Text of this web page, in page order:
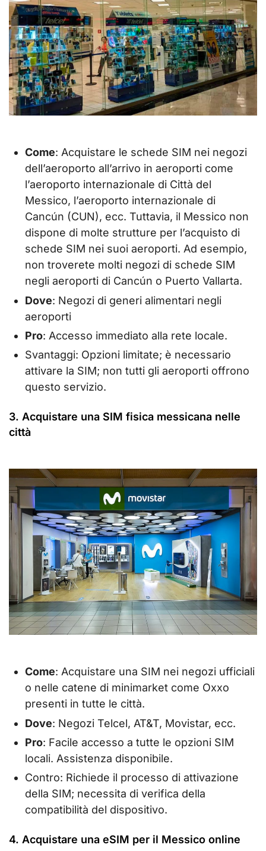
Come: Acquistare le schede SIM nei negozi
dell’aeroporto all’arrivo in aeroporti come
l’aeroporto internazionale di Città del
Messico, l’aeroporto internazionale di
Cancún (CUN), ecc. Tuttavia, il Messico non
dispone di molte strutture per l’acquisto di
schede SIM nei suoi aeroporti. Ad esempio,
non troverete molti negozi di schede SIM
negli aeroporti di Cancún o Puerto Vallarta.
Dove: Negozi di generi alimentari negli
aeroporti
Pro: Accesso immediato alla rete locale.
Svantaggi: Opzioni limitate; è necessario
attivare la SIM; non tutti gli aeroporti offrono
questo servizio.
3. Acquistare una SIM fisica messicana nelle
città
Come: Acquistare una SIM nei negozi ufficiali
o nelle catene di minimarket come Oxxo
presenti in tutte le città.
Dove: Negozi Telcel, AT&T, Movistar, ecc.
Pro: Facile accesso a tutte le opzioni SIM
locali. Assistenza disponibile.
Contro: Richiede il processo di attivazione
della SIM; necessita di verifica della
compatibilità del dispositivo.
4. Acquistare una eSIM per il Messico online